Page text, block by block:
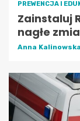
PREWENCJA I
Zainstaluj
nagłe
Anna Kalinowska